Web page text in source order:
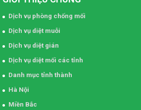
Dịch vụ phòng chống mối
Dịch vụ diệt muỗi
Dịch vụ diệt gián
Dịch vụ diệt mối các tỉnh
Danh mục tỉnh thành
Hà Nội
Miền Bắc